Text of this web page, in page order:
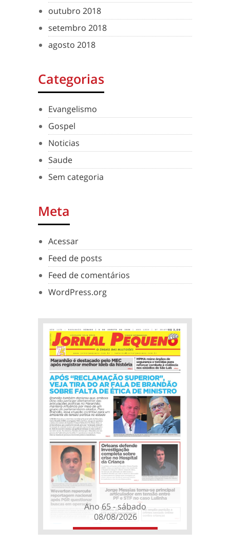
outubro 2018
setembro 2018
agosto 2018
Categorias
Evangelismo
Gospel
Noticias
Saude
Sem categoria
Meta
Acessar
Feed de posts
Feed de comentários
WordPress.org
Ano 65 - sábado
08/08/2026